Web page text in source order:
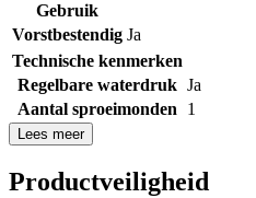
Gebruik
Vorstbestendig Ja
Technische kenmerken
Regelbare waterdruk Ja
Aantal sproeimonden
1
Lees meer
Productveiligheid